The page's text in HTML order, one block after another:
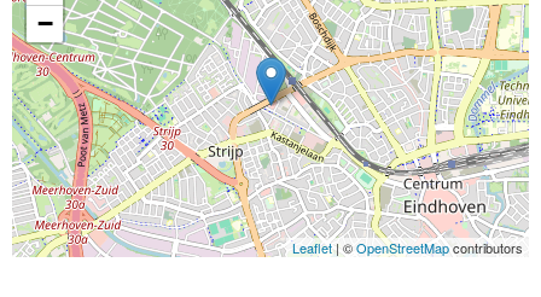
−
Leaflet| ©OpenStreetMapcontributors